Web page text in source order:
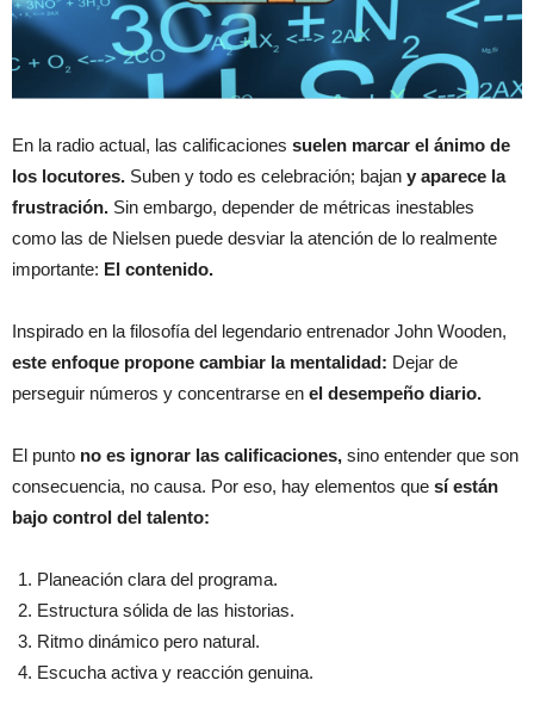
En la radio actual, las calificaciones suelen marcar el ánimo de
los locutores. Suben y todo es celebración; bajan y aparece la
frustración. Sin embargo, depender de métricas inestables
como las de Nielsen puede desviar la atención de lo realmente
importante: El contenido.
Inspirado en la filosofía del legendario entrenador John Wooden,
este enfoque propone cambiar la mentalidad: Dejar de
perseguir números y concentrarse en el desempeño diario.
El punto no es ignorar las calificaciones, sino entender que son
consecuencia, no causa. Por eso, hay elementos que sí están
bajo control del talento:
Planeación clara del programa.
Estructura sólida de las historias.
Ritmo dinámico pero natural.
Escucha activa y reacción genuina.